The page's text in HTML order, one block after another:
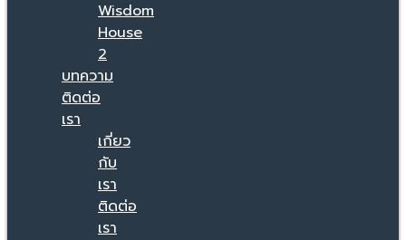
Wisdom
House
2
บทความ
ติดต่อ
เรา
เกี่ยว
กับ
เรา
ติดต่อ
เรา